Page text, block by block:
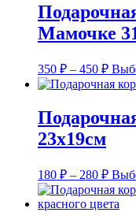
Мамочке
350 ₽ – 450 ₽
цен:
450 ₽
23х19см
180 ₽ – 280 ₽
цен:
180 ₽